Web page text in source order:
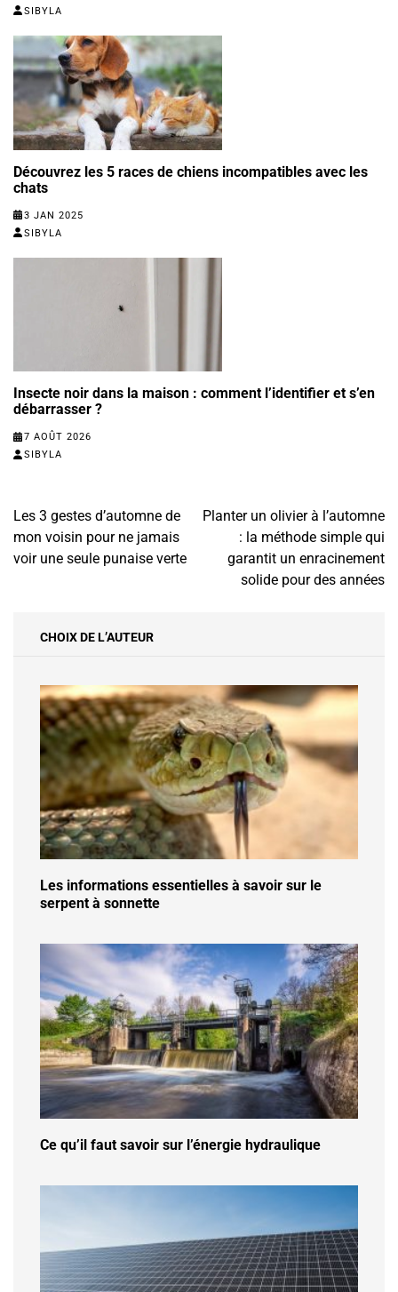
SIBYLA
Découvrez les 5 races de chiens incompatibles avec les
chats
3 JAN 2025
SIBYLA
Insecte noir dans la maison : comment l’identifier et s’en
débarrasser ?
7 AOÛT 2026
SIBYLA
Navigation
de
l’article
Les 3 gestes d’automne de
mon voisin pour ne jamais
voir une seule punaise verte
Planter un olivier à l’automne
: la méthode simple qui
garantit un enracinement
solide pour des années
CHOIX DE L’AUTEUR
Les informations essentielles à savoir sur le
serpent à sonnette
Ce qu’il faut savoir sur l’énergie hydraulique